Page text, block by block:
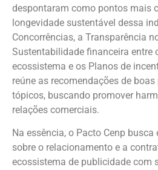
despontaram como pontos mais
longevidade sustentável dessa
Concorrências, a Transparência
Sustentabilidade financeira entre
ecossistema e os Planos de
reúne as recomendações de
tópicos, buscando promover
relações comerciais.
Na essência, o Pacto Cenp
sobre o relacionamento e a
ecossistema de publicidade com